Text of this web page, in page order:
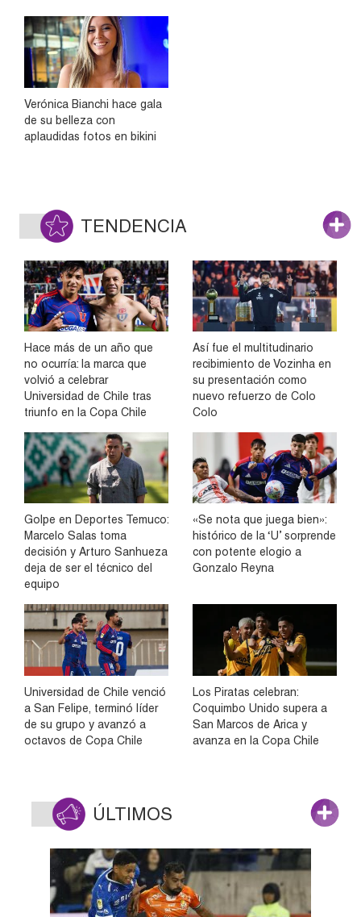
Verónica Bianchi hace gala
de su belleza con
aplaudidas fotos en bikini
TENDENCIA
Hace más de un año que
no ocurría: la marca que
volvió a celebrar
Universidad de Chile tras
triunfo en la Copa Chile
Así fue el multitudinario
recibimiento de Vozinha en
su presentación como
nuevo refuerzo de Colo
Colo
Golpe en Deportes Temuco:
Marcelo Salas toma
decisión y Arturo Sanhueza
deja de ser el técnico del
equipo
«Se nota que juega bien»:
histórico de la ‘U’ sorprende
con potente elogio a
Gonzalo Reyna
Universidad de Chile venció
a San Felipe, terminó líder
de su grupo y avanzó a
octavos de Copa Chile
Los Piratas celebran:
Coquimbo Unido supera a
San Marcos de Arica y
avanza en la Copa Chile
ÚLTIMOS